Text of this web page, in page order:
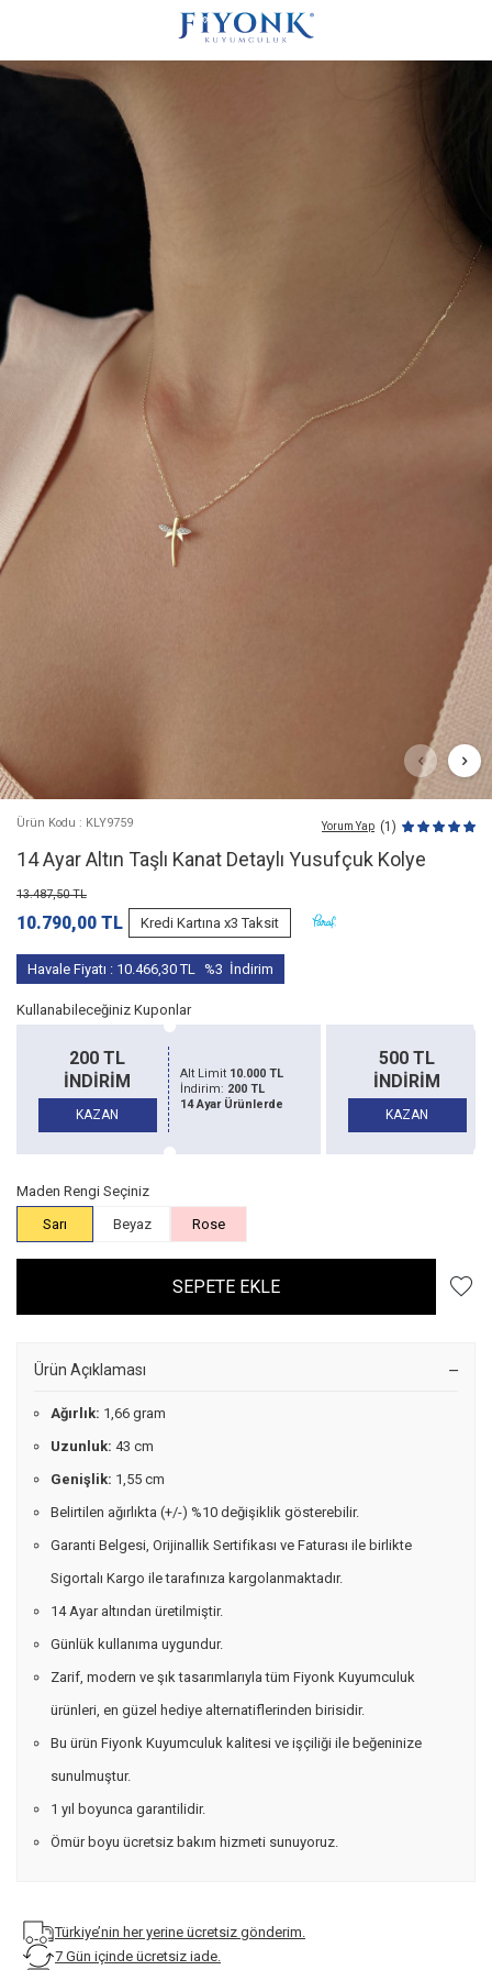
Ürün Kodu : KLY9759 Yorum Yap (1)
14 Ayar Altın Taşlı Kanat Detaylı Yusufçuk Kolye
13.487,50TL
10.790,00 TL Kredi Kartına x3 Taksit
Havale Fiyatı : 10.466,30TL %3 İndirim
Kullanabileceğiniz Kuponlar
200 TL
İNDİRİM
KAZAN
Alt Limit10.000 TL
İndirim:200 TL
14 Ayar Ürünlerde
500 TL
İNDİRİM
KAZAN
Maden Rengi Seçiniz
Sarı
Beyaz Rose
SEPETE EKLE
Ürün Açıklaması
Ağırlık: 1,66 gram
Uzunluk: 43 cm
Genişlik: 1,55 cm
Belirtilen ağırlıkta (+/-) %10 değişiklik gösterebilir.
Garanti Belgesi, Orijinallik Sertifikası ve Faturası ile birlikte
Sigortalı Kargo ile tarafınıza kargolanmaktadır.
14 Ayar altından üretilmiştir.
Günlük kullanıma uygundur.
Zarif, modern ve şık tasarımlarıyla tüm Fiyonk Kuyumculuk
ürünleri, en güzel hediye alternatiflerinden birisidir.
Bu ürün Fiyonk Kuyumculuk kalitesi ve işçiliği ile beğeninize
sunulmuştur.
1 yıl boyunca garantilidir.
Ömür boyu ücretsiz bakım hizmeti sunuyoruz.
Türkiye’nin her yerine ücretsiz gönderim.
7 Gün içinde ücretsiz iade.